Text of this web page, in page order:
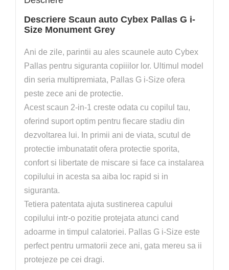
Descriere Scaun auto Cybex Pallas G i-
Size Monument Grey
Ani de zile, parintii au ales scaunele auto Cybex
Pallas pentru siguranta copiiilor lor. Ultimul model
din seria multipremiata, Pallas G i-Size ofera
peste zece ani de protectie.
Acest scaun 2-in-1 creste odata cu copilul tau,
oferind suport optim pentru fiecare stadiu din
dezvoltarea lui. In primii ani de viata, scutul de
protectie imbunatatit ofera protectie sporita,
confort si libertate de miscare si face ca instalarea
copilului in acesta sa aiba loc rapid si in
siguranta.
Tetiera patentata ajuta sustinerea capului
copilului intr-o pozitie protejata atunci cand
adoarme in timpul calatoriei. Pallas G i-Size este
perfect pentru urmatorii zece ani, gata mereu sa ii
protejeze pe cei dragi.